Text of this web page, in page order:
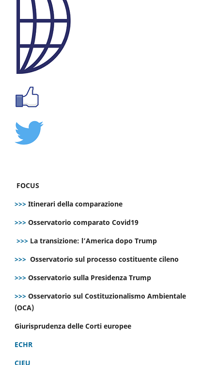
FOCUS
>>> Itinerari della comparazione
>>> Osservatorio comparato Covid19
>>> La transizione: l’America dopo Trump
>>> Osservatorio sul processo costituente cileno
>>> Osservatorio sulla Presidenza Trump
>>> Osservatorio sul Costituzionalismo Ambientale
(OCA)
Giurisprudenza delle Corti europee
ECHR
CJEU